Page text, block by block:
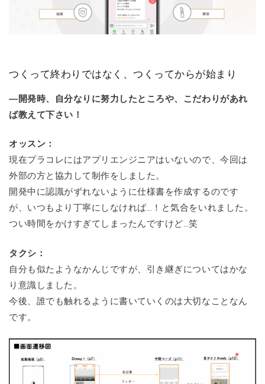
つくって終わりではなく、つくってからが始まり
―開発時、自分なりに努力したところや、こだわりがあれ
ば教えて下さい！
オッスン：
現在プラコレにはアプリエンジニアはいないので、今回は
外部の方と協力して制作をしました。
開発中に認識がずれないように仕様書を作成するのです
が、いつもより丁寧にしなければ…！と気合をいれました。
つい時間をかけすぎてしまったんですけど…笑
タクシ：
自分も似たようなかんじですが、引き継ぎについてはかな
り意識しました。
今後、誰でも触れるように書いていくのは大切なことなん
です。